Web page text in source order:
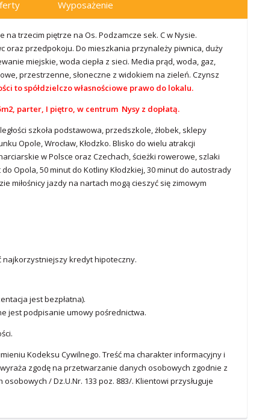
Wyposażenie
trzecim piętrze na Os. Podzamcze sek. C w Nysie.
oraz przedpokoju. Do mieszkania przynależy piwnica, duży
miejskie, woda ciepła z sieci. Media prąd, woda, gaz,
przestrzenne, słoneczne z widokiem na zieleń. Czynsz
to spółdzielczo własnościowe prawo do lokalu.
parter, I piętro, w centrum Nysy z dopłatą.
szkoła podstawowa, przedszkole, żłobek, sklepy
Opole, Wrocław, Kłodzko. Blisko do wielu atrakcji
w Polsce oraz Czechach, ścieżki rowerowe, szlaki
Opola, 50 minut do Kotliny Kłodzkiej, 30 minut do autostrady
miłośnicy jazdy na nartach mogą cieszyć się zimowym
kredyt hipoteczny.
jest bezpłatna).
jest podpisanie umowy pośrednictwa.
Kodeksu Cywilnego. Treść ma charakter informacyjny i
zgodę na przetwarzanie danych osobowych zgodnie z
/ Dz.U.Nr. 133 poz. 883/. Klientowi przysługuje